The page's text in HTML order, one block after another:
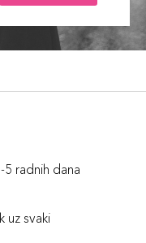
5 radnih dana
uz svaki